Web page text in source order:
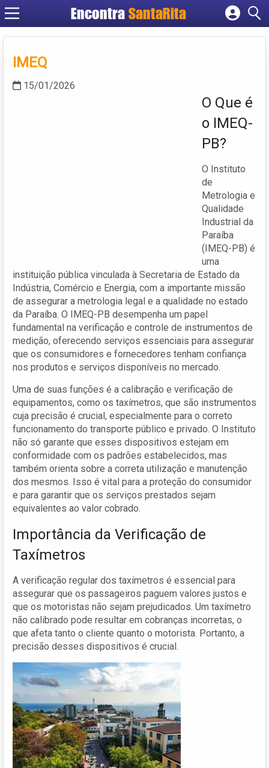
EncontraSantaRita
Cadastrar empresa
IMEQ
15/01/2026
O Que é
o IMEQ-
PB?
O Instituto
de
Metrologia e
Qualidade
Industrial da
Paraíba
(IMEQ-PB) é
uma
instituição pública vinculada à Secretaria de Estado da
Indústria, Comércio e Energia, com a importante missão
de assegurar a metrologia legal e a qualidade no estado
da Paraíba. O IMEQ-PB desempenha um papel
fundamental na verificação e controle de instrumentos de
medição, oferecendo serviços essenciais para assegurar
que os consumidores e fornecedores tenham confiança
nos produtos e serviços disponíveis no mercado.
Uma de suas funções é a calibração e verificação de
equipamentos, como os taxímetros, que são instrumentos
cuja precisão é crucial, especialmente para o correto
funcionamento do transporte público e privado. O Instituto
não só garante que esses dispositivos estejam em
conformidade com os padrões estabelecidos, mas
também orienta sobre a correta utilização e manutenção
dos mesmos. Isso é vital para a proteção do consumidor
e para garantir que os serviços prestados sejam
equivalentes ao valor cobrado.
Importância da Verificação de
Taxímetros
A verificação regular dos taxímetros é essencial para
assegurar que os passageiros paguem valores justos e
que os motoristas não sejam prejudicados. Um taxímetro
não calibrado pode resultar em cobranças incorretas, o
que afeta tanto o cliente quanto o motorista. Portanto, a
precisão desses dispositivos é crucial.